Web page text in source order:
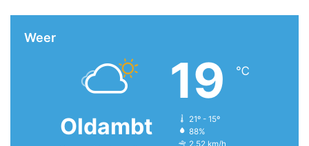
Weer
Oldambt
19 ℃
21º - 15º
88%
2.52 km/h